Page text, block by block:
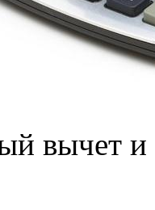
вычет и